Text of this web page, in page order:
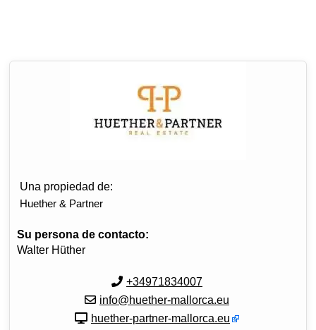
Una propiedad de:
Huether & Partner
Su persona de contacto:
Walter Hüther
+34971834007
info@huether-mallorca.eu
huether-partner-mallorca.eu